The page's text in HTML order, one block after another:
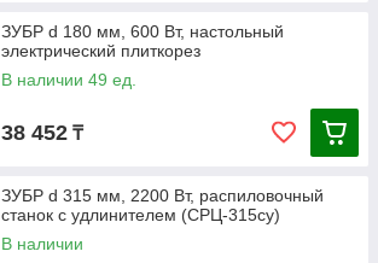
ЗУБР d 180 мм, 600 Вт, настольный
электрический плиткорез
В наличии 49 ед.
38 452 ₸
ЗУБР d 315 мм, 2200 Вт, распиловочный
станок с удлинителем (СРЦ-315су)
В наличии